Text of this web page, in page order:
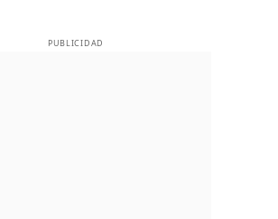
PUBLICIDAD